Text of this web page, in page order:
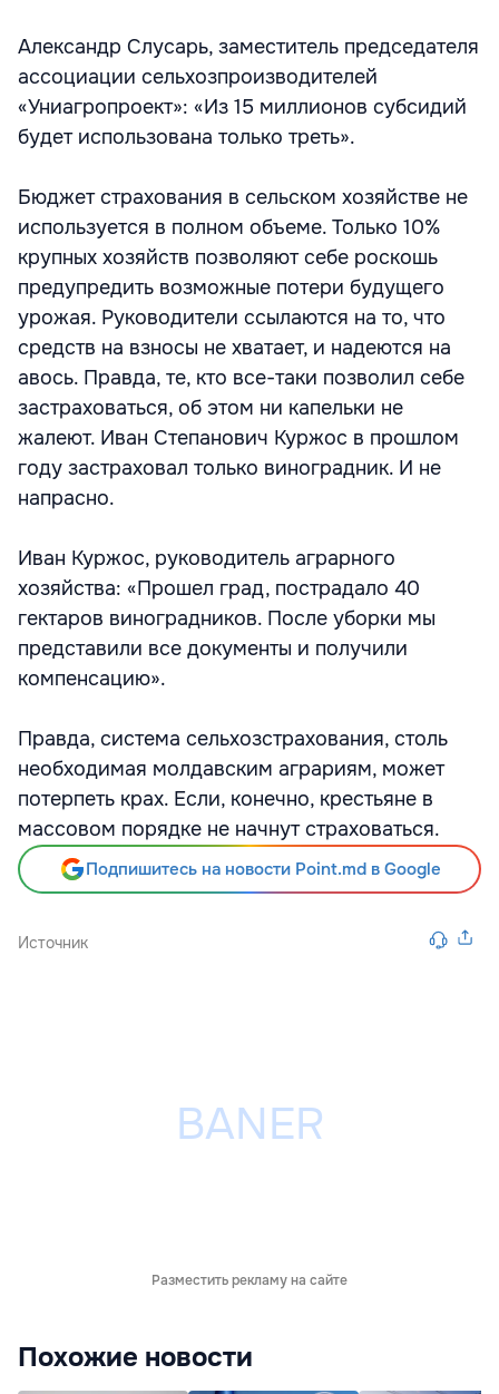
Александр Слусарь, заместитель председателя
ассоциации сельхозпроизводителей
«Униагропроект»: «Из 15 миллионов субсидий
будет использована только треть».
Бюджет страхования в сельском хозяйстве не
используется в полном объеме. Только 10%
крупных хозяйств позволяют себе роскошь
предупредить возможные потери будущего
урожая. Руководители ссылаются на то, что
средств на взносы не хватает, и надеются на
авось. Правда, те, кто все-таки позволил себе
застраховаться, об этом ни капельки не
жалеют. Иван Степанович Куржос в прошлом
году застраховал только виноградник. И не
напрасно.
Иван Куржос, руководитель аграрного
хозяйства: «Прошел град, пострадало 40
гектаров виноградников. После уборки мы
представили все документы и получили
компенсацию».
Правда, система сельхозстрахования, столь
необходимая молдавским аграриям, может
потерпеть крах. Если, конечно, крестьяне в
массовом порядке не начнут страховаться.
Подпишитесь на новости Point.md в Google
Источник
Разместить рекламу на сайте
Похожие новости